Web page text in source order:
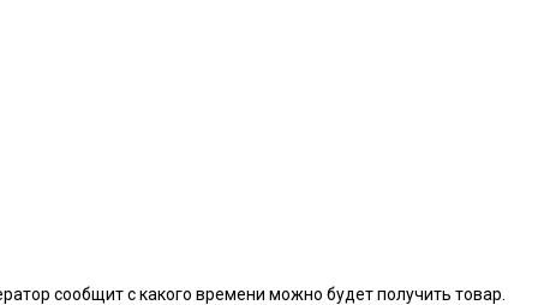
сообщит с какого времени можно будет получить товар.